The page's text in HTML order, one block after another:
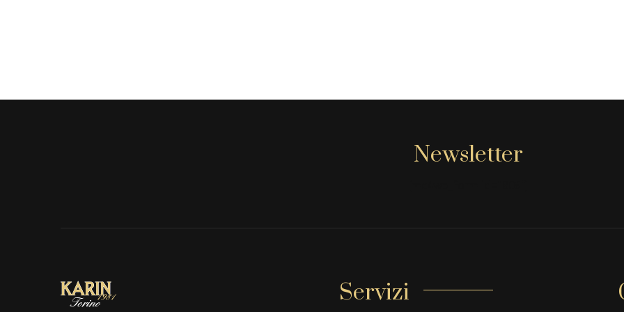
Newsletter
Servizi